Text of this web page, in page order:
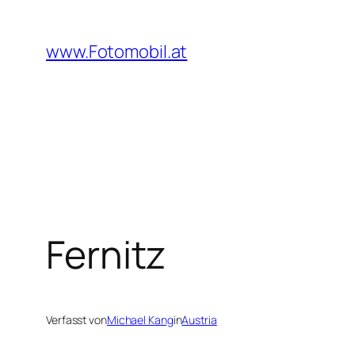
springen
www.Fotomobil.at
Fernitz
Verfasst vonMichael KanginAustria